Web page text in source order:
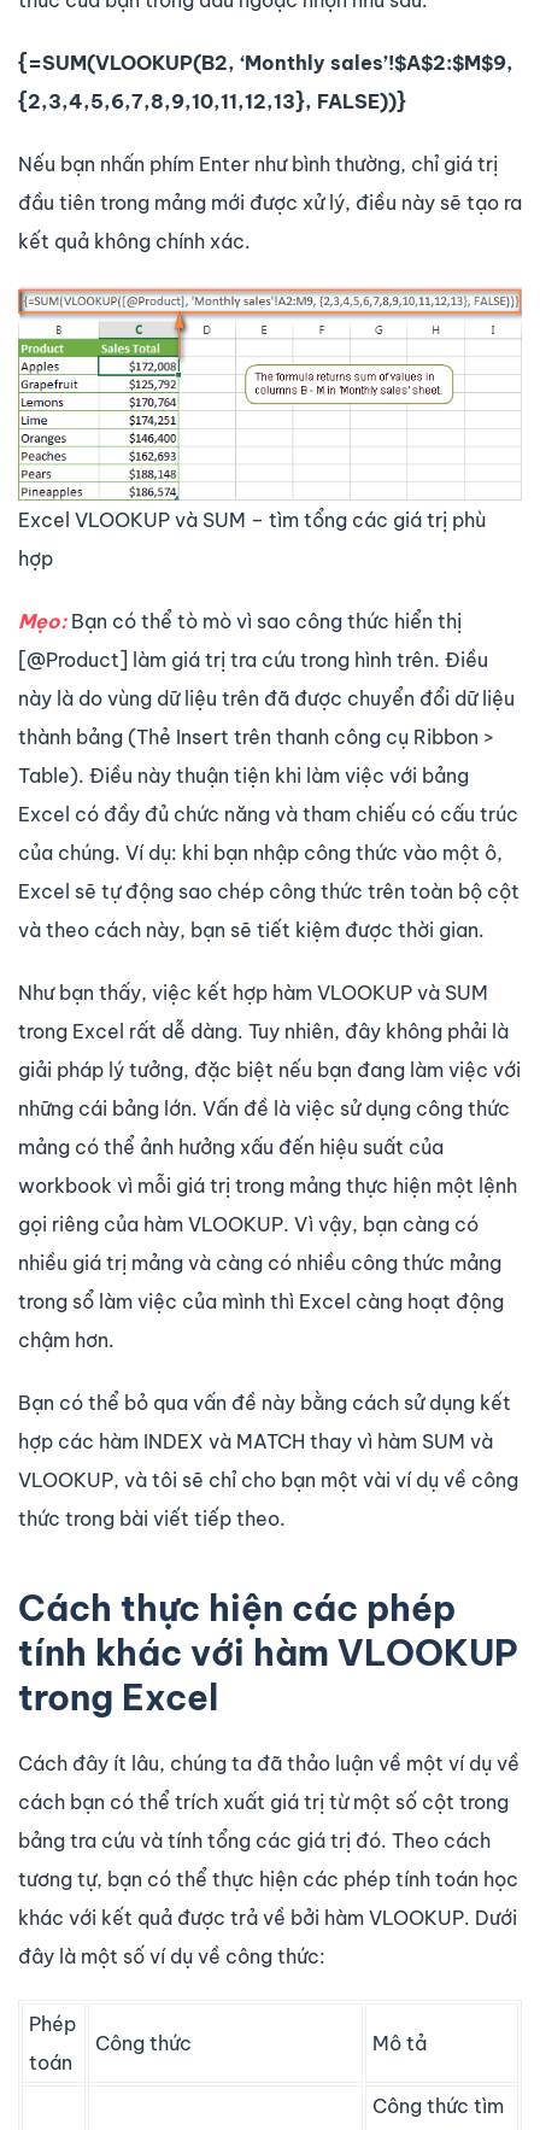
{=SUM(VLOOKUP(B2, ‘Monthly sales’!$A$2:$M$9,
{2,3,4,5,6,7,8,9,10,11,12,13}, FALSE))}
Nếu bạn nhấn phím Enter như bình thường, chỉ giá trị
đầu tiên trong mảng mới được xử lý, điều này sẽ tạo ra
kết quả không chính xác.
Excel VLOOKUP và SUM – tìm tổng các giá trị phù
hợp
Mẹo:Bạn có thể tò mò vì sao công thức hiển thị
[@Product] làm giá trị tra cứu trong hình trên. Điều
này là do vùng dữ liệu trên đã được chuyển đổi dữ liệu
thành bảng (Thẻ Insert trên thanh công cụ Ribbon >
Table). Điều này thuận tiện khi làm việc với bảng
Excel có đầy đủ chức năng và tham chiếu có cấu trúc
của chúng. Ví dụ: khi bạn nhập công thức vào một ô,
Excel sẽ tự động sao chép công thức trên toàn bộ cột
và theo cách này, bạn sẽ tiết kiệm được thời gian.
Như bạn thấy, việc kết hợp hàm VLOOKUP và SUM
trong Excel rất dễ dàng. Tuy nhiên, đây không phải là
giải pháp lý tưởng, đặc biệt nếu bạn đang làm việc với
những cái bảng lớn. Vấn đề là việc sử dụng công thức
mảng có thể ảnh hưởng xấu đến hiệu suất của
workbook vì mỗi giá trị trong mảng thực hiện một lệnh
gọi riêng của hàm VLOOKUP. Vì vậy, bạn càng có
nhiều giá trị mảng và càng có nhiều công thức mảng
trong sổ làm việc của mình thì Excel càng hoạt động
chậm hơn.
Bạn có thể bỏ qua vấn đề này bằng cách sử dụng kết
hợp các hàm INDEX và MATCH thay vì hàm SUM và
VLOOKUP, và tôi sẽ chỉ cho bạn một vài ví dụ về công
thức trong bài viết tiếp theo.
Cách thực hiện các phép
tính khác với hàm VLOOKUP
trong Excel
Cách đây ít lâu, chúng ta đã thảo luận về một ví dụ về
cách bạn có thể trích xuất giá trị từ một số cột trong
bảng tra cứu và tính tổng các giá trị đó. Theo cách
tương tự, bạn có thể thực hiện các phép tính toán học
khác với kết quả được trả về bởi hàm VLOOKUP. Dưới
đây là một số ví dụ về công thức:
Phép
toán
Công thức Mô tả
Công thức tìm